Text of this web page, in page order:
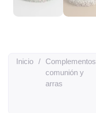
Inicio /
Complementos
comunión y
arras